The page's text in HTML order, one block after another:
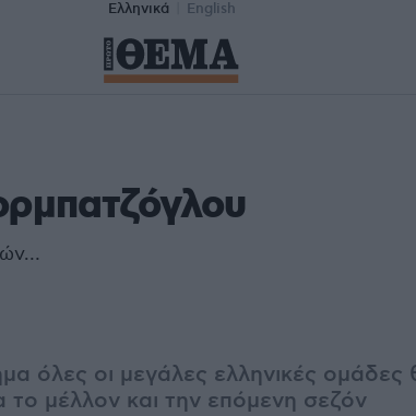
Ελληνικά English
όλες οι μεγάλες ελληνικές ομάδες
το μέλλον και την επόμενη σεζόν